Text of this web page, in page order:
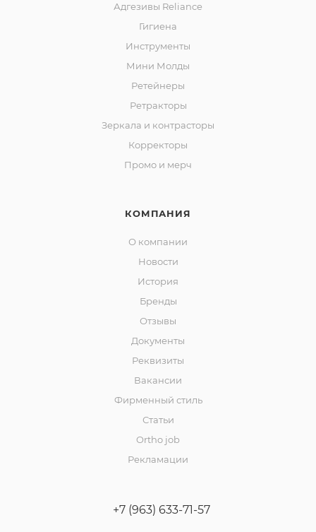
Адгезивы Reliance
Гигиена
Инструменты
Мини Молды
Ретейнеры
Ретракторы
Зеркала и контраcторы
Корректоры
Промо и мерч
КОМПАНИЯ
О компании
Новости
История
Бренды
Отзывы
Документы
Реквизиты
Вакансии
Фирменный стиль
Статьи
Ortho job
Рекламации
+7 (963) 633-71-57